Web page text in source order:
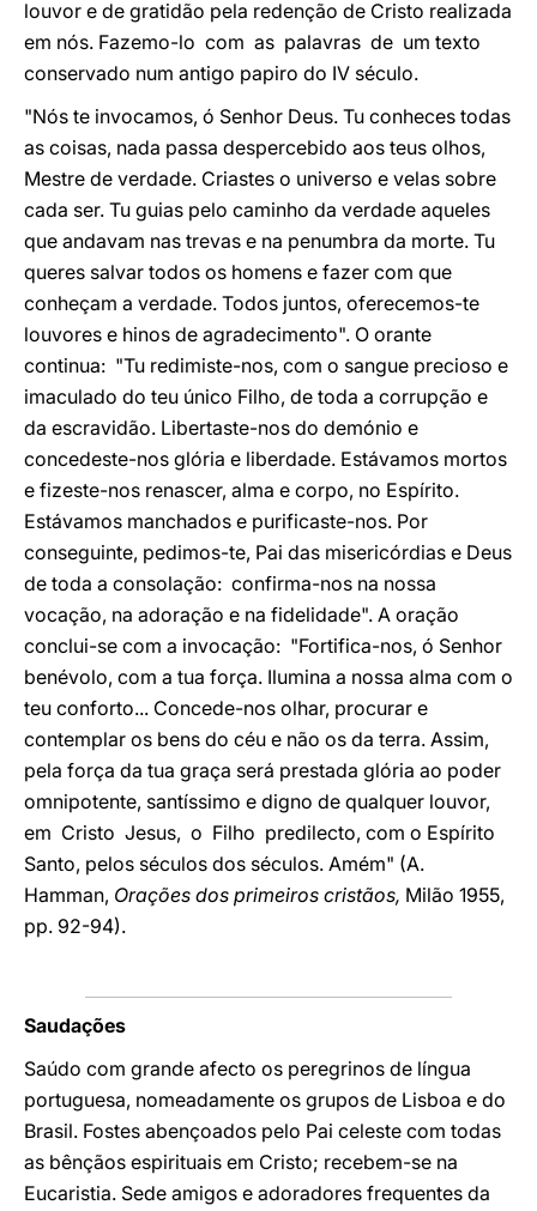
louvor e de gratidão pela redenção de Cristo realizada
em nós. Fazemo-lo com as palavras de um texto
conservado num antigo papiro do IV século.
"Nós te invocamos, ó Senhor Deus. Tu conheces todas
as coisas, nada passa despercebido aos teus olhos,
Mestre de verdade. Criastes o universo e velas sobre
cada ser. Tu guias pelo caminho da verdade aqueles
que andavam nas trevas e na penumbra da morte. Tu
queres salvar todos os homens e fazer com que
conheçam a verdade. Todos juntos, oferecemos-te
louvores e hinos de agradecimento". O orante
continua: "Tu redimiste-nos, com o sangue precioso e
imaculado do teu único Filho, de toda a corrupção e
da escravidão. Libertaste-nos do demónio e
concedeste-nos glória e liberdade. Estávamos mortos
e fizeste-nos renascer, alma e corpo, no Espírito.
Estávamos manchados e purificaste-nos. Por
conseguinte, pedimos-te, Pai das misericórdias e Deus
de toda a consolação: confirma-nos na nossa
vocação, na adoração e na fidelidade". A oração
conclui-se com a invocação: "Fortifica-nos, ó Senhor
benévolo, com a tua força. Ilumina a nossa alma com o
teu conforto... Concede-nos olhar, procurar e
contemplar os bens do céu e não os da terra. Assim,
pela força da tua graça será prestada glória ao poder
omnipotente, santíssimo e digno de qualquer louvor,
em Cristo Jesus, o Filho predilecto, com o Espírito
Santo, pelos séculos dos séculos. Amém" (A.
Hamman, Orações dos primeiros cristãos, Milão 1955,
pp. 92-94).
Saudações
Saúdo com grande afecto os peregrinos de língua
portuguesa, nomeadamente os grupos de Lisboa e do
Brasil. Fostes abençoados pelo Pai celeste com todas
as bênçãos espirituais em Cristo; recebem-se na
Eucaristia. Sede amigos e adoradores frequentes da